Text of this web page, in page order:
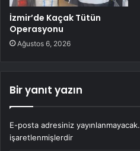
İzmir’de Kaçak Tütün
Operasyonu
Ağustos 6, 2026
Bir yanıt yazın
E-posta adresiniz yayınlanmayacak.
işaretlenmişlerdir